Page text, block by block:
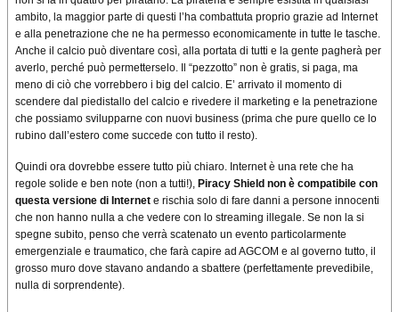
ambito, la maggior parte di questi l’ha combattuta proprio grazie ad Internet
e alla penetrazione che ne ha permesso economicamente in tutte le tasche.
Anche il calcio può diventare così, alla portata di tutti e la gente pagherà per
averlo, perché può permetterselo. Il “pezzotto” non è gratis, si paga, ma
meno di ciò che vorrebbero i big del calcio. E’ arrivato il momento di
scendere dal piedistallo del calcio e rivedere il marketing e la penetrazione
che possiamo svilupparne con nuovi business (prima che pure quello ce lo
rubino dall’estero come succede con tutto il resto).
Quindi ora dovrebbe essere tutto più chiaro. Internet è una rete che ha
regole solide e ben note (non a tutti!), Piracy Shield non è compatibile con
questa versione di Internet e rischia solo di fare danni a persone innocenti
che non hanno nulla a che vedere con lo streaming illegale. Se non la si
spegne subito, penso che verrà scatenato un evento particolarmente
emergenziale e traumatico, che farà capire ad AGCOM e al governo tutto, il
grosso muro dove stavano andando a sbattere (perfettamente prevedibile,
nulla di sorprendente).